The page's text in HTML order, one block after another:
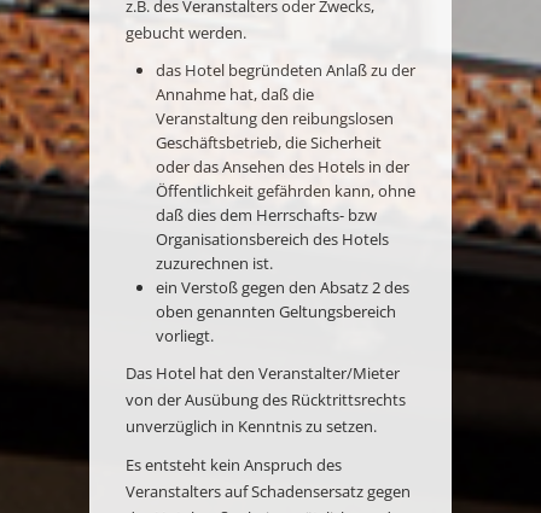
z.B. des Veranstalters oder Zwecks,
gebucht werden.
das Hotel begründeten Anlaß zu der
Annahme hat, daß die
Veranstaltung den reibungslosen
Geschäftsbetrieb, die Sicherheit
oder das Ansehen des Hotels in der
Öffentlichkeit gefährden kann, ohne
daß dies dem Herrschafts- bzw
Organisationsbereich des Hotels
zuzurechnen ist.
ein Verstoß gegen den Absatz 2 des
oben genannten Geltungsbereich
vorliegt.
Das Hotel hat den Veranstalter/Mieter
von der Ausübung des Rücktrittsrechts
unverzüglich in Kenntnis zu setzen.
Es entsteht kein Anspruch des
Veranstalters auf Schadensersatz gegen